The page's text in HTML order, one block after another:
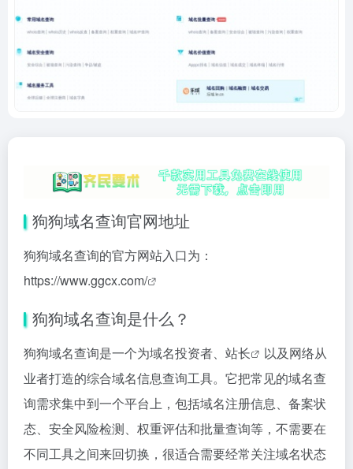
狗狗域名查询官网地址
狗狗域名查询的官方网站入口为：
https://www.ggcx.com/
狗狗域名查询是什么？
狗狗域名查询是一个为域名投资者、 站长
以及网络从
业者打造的综合域名信息查询工具。它把常见的域名查
询需求集中到一个平台上，包括域名注册信息、备案状
态、安全风险检测、权重评估和批量查询等，不需要在
不同工具之间来回切换，很适合需要经常关注域名状态